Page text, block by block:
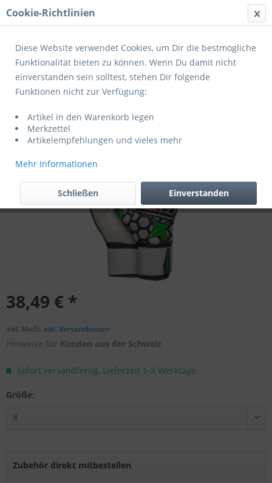
Menü
Übersicht Angebote & Schnäppchen
Hexagrip Pro
38,49 € *
inkl. MwSt. inkl. Versandkosten
Hinweise für Kunden aus der Schweiz
Sofort versandfertig, Lieferzeit 1-3 Werktage
Größe:
Zubehör direkt mitbestellen
Cookie-Richtlinien
Diese Website verwendet Cookies, um Dir die bestmögliche
Funktionalität bieten zu können. Wenn Du damit nicht
einverstanden sein solltest, stehen Dir folgende
Funktionen nicht zur Verfügung:
Artikel in den Warenkorb legen
Merkzettel
Artikelempfehlungen und vieles mehr
Mehr Informationen
Einverstanden
Schließen